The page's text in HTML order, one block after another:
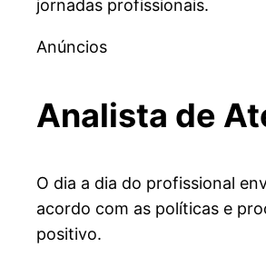
jornadas profissionais.
Anúncios
Analista de
O dia a dia do profissional
acordo com as políticas e
positivo.